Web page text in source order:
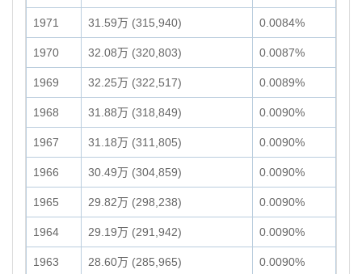
1971 31.59万 (315,940) 0.0084%
1970 32.08万 (320,803) 0.0087%
1969 32.25万 (322,517) 0.0089%
1968 31.88万 (318,849) 0.0090%
1967 31.18万 (311,805) 0.0090%
1966 30.49万 (304,859) 0.0090%
1965 29.82万 (298,238) 0.0090%
1964 29.19万 (291,942) 0.0090%
1963 28.60万 (285,965) 0.0090%